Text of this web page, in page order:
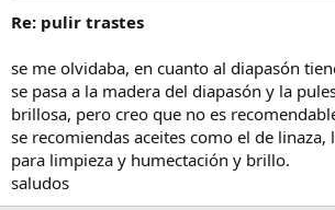
trastes tienen alpaca alemana, pues es como la
muy brillosa, después probé con el dremel y el
que es una mini borlita y quedó mejor. mi
tú que ya lo hecho de esa forma, ¿cuánto
con esa pasta para joyeros?
gracias y feliz año nuevo.
Espero te sirva
Re: pulir trastes
se me olvidaba, en cuanto al diapasón
se pasa a la madera del diapasón y la
brillosa, pero creo que no es
se recomiendas aceites como el de
para limpieza y humectación y brillo.
saludos